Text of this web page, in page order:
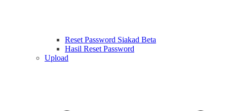
Reset Password Siakad Beta
Hasil Reset Password
Upload